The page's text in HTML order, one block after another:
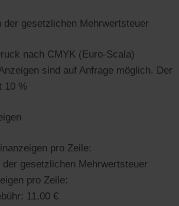
der gesetzlichen Mehrwertsteuer
nach CMYK (Euro-Scala)
sind auf Anfrage möglich. Der
10 %
pro Zeile:
gesetzlichen Mehrwertsteuer
pro Zeile:
11,00 €